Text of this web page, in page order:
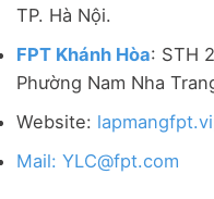
TP. Hà Nội.
FPT Khánh Hòa: STH
Phường Nam Nha
Website:
Mail: YLC@fpt.com